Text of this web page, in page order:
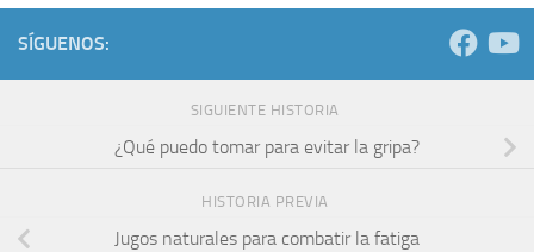
SÍGUENOS:
SIGUIENTE HISTORIA
¿Qué puedo tomar para evitar la gripa?
HISTORIA PREVIA
Jugos naturales para combatir la fatiga